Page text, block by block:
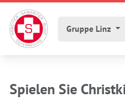
Gruppe Linz
Spielen Sie